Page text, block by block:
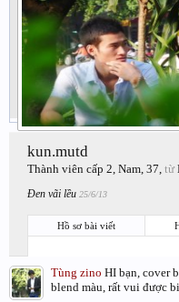
kun.mutd
Thành viên cấp 2, Nam, 37, từ
Đen vãi lều 25/6/13
Hồ sơ bài viết
Tùng zino HI bạn, cover
blend màu, rất vui được